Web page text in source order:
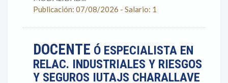
Publicación: 07/08/2026 - Salario: 1
DOCENTE Ó ESPECIALISTA EN
RELAC. INDUSTRIALES Y RIESGOS
Y SEGUROS IUTAJS CHARALLAVE